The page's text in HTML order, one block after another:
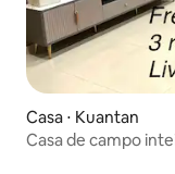
Casa ⋅ Kuantan
Casa de campo